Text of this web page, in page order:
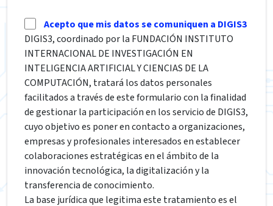
Acepto que mis datos se comuniquen a DIGIS3
DIGIS3, coordinado por la FUNDACIÓN INSTITUTO
INTERNACIONAL DE INVESTIGACIÓN EN
INTELIGENCIA ARTIFICIAL Y CIENCIAS DE LA
COMPUTACIÓN, tratará los datos personales
facilitados a través de este formulario con la finalidad
de gestionar la participación en los servicio de DIGIS3,
cuyo objetivo es poner en contacto a organizaciones,
empresas y profesionales interesados en establecer
colaboraciones estratégicas en el ámbito de la
innovación tecnológica, la digitalización y la
transferencia de conocimiento.
La base jurídica que legitima este tratamiento es el